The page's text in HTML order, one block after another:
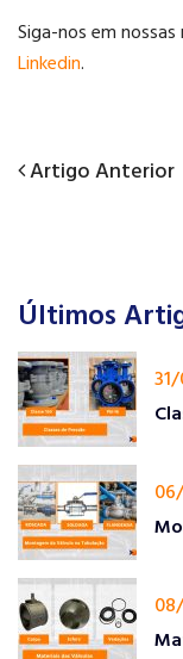
Siga-nos em nossas
Linkedin.
Navegação
Post
Previous
Artigo Anterior
Últimos